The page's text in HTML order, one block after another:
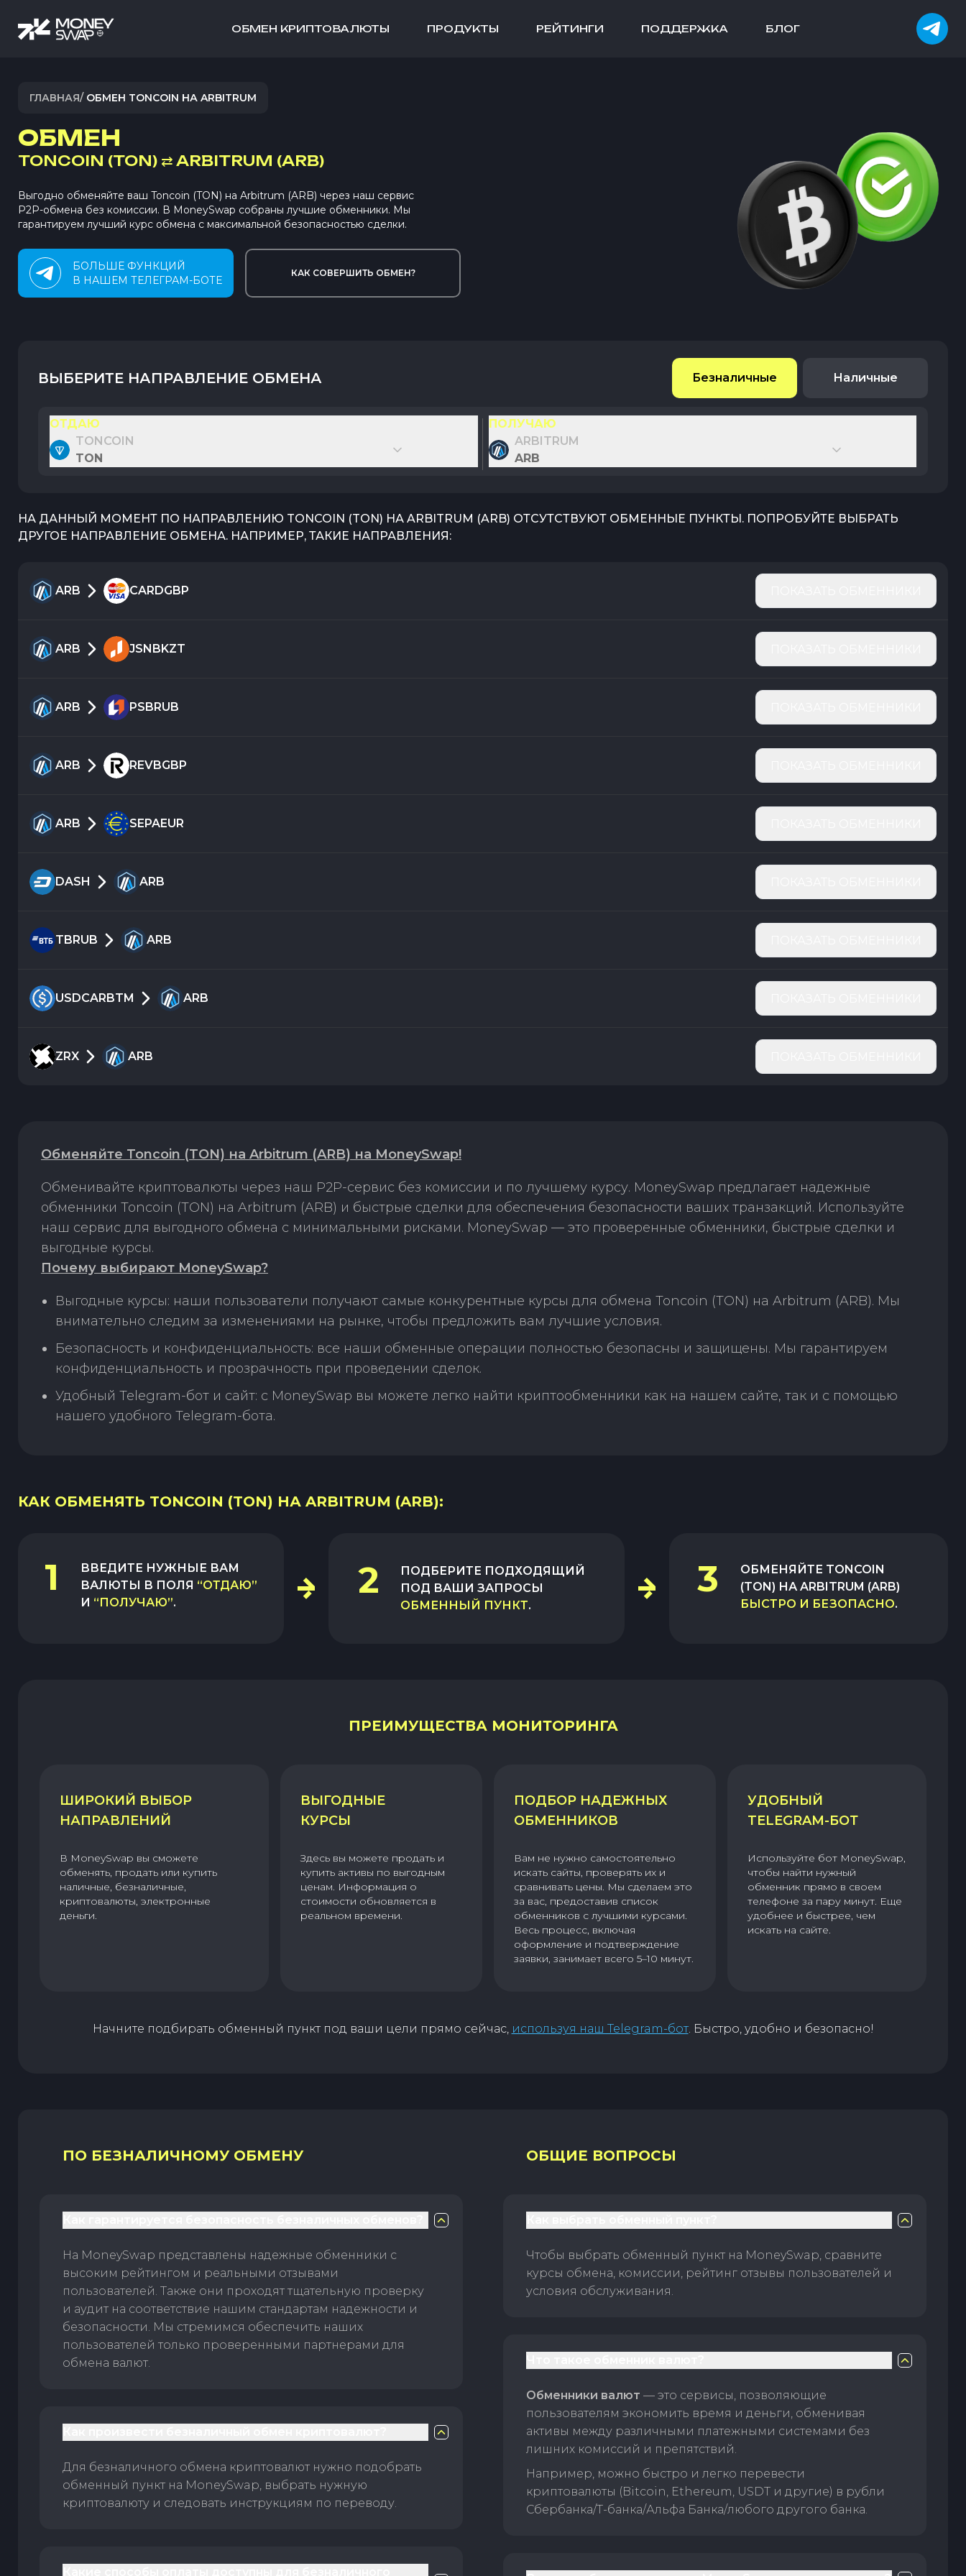
ОБМЕН КРИПТОВАЛЮТЫ ПРОДУКТЫ РЕЙТИНГИ ПОДДЕРЖКА БЛОГ
ГЛАВНАЯ/ ОБМЕН TONCOIN НА ARBITRUM
ОБМЕН
TONCOIN (TON) ⇄ ARBITRUM (ARB)
Выгодно обменяйте ваш Toncoin (TON) на Arbitrum (ARB) через наш сервис
P2P-обмена без комиссии. В MoneySwap собраны лучшие обменники. Мы
гарантируем лучший курс обмена с максимальной безопасностью сделки.
БОЛЬШЕ ФУНКЦИЙ
В НАШЕМ ТЕЛЕГРАМ-БОТЕ
КАК СОВЕРШИТЬ ОБМЕН?
ВЫБЕРИТЕ НАПРАВЛЕНИЕ ОБМЕНА Безналичные Наличные
ОТДАЮ
TONCOIN
TON
ПОЛУЧАЮ
ARBITRUM
ARB
НА ДАННЫЙ МОМЕНТ ПО НАПРАВЛЕНИЮ TONCOIN (TON) НА ARBITRUM (ARB) ОТСУТСТВУЮТ ОБМЕННЫЕ ПУНКТЫ. ПОПРОБУЙТЕ ВЫБРАТЬ
ДРУГОЕ НАПРАВЛЕНИЕ ОБМЕНА. НАПРИМЕР, ТАКИЕ НАПРАВЛЕНИЯ:
ARB CARDGBP
ARB JSNBKZT
ARB PSBRUB
ARB REVBGBP
ARB SEPAEUR
DASH ARB
TBRUB ARB
USDCARBTM ARB
ZRX ARB
Обменяйте Toncoin (TON) на Arbitrum (ARB) на MoneySwap!
Обменивайте криптовалюты через наш P2P-сервис без комиссии и по лучшему курсу. MoneySwap предлагает надежные
обменники Toncoin (TON) на Arbitrum (ARB) и быстрые сделки для обеспечения безопасности ваших транзакций. Используйте
наш сервис для выгодного обмена с минимальными рисками. MoneySwap — это проверенные обменники, быстрые сделки и
выгодные курсы.
Почему выбирают MoneySwap?
Выгодные курсы: наши пользователи получают самые конкурентные курсы для обмена Toncoin (TON) на Arbitrum (ARB). Мы
внимательно следим за изменениями на рынке, чтобы предложить вам лучшие условия.
Безопасность и конфиденциальность: все наши обменные операции полностью безопасны и защищены. Мы гарантируем
конфиденциальность и прозрачность при проведении сделок.
Удобный Telegram-бот и сайт: с MoneySwap вы можете легко найти криптообменники как на нашем сайте, так и с помощью
нашего удобного Telegram-бота.
КАК ОБМЕНЯТЬ TONCOIN (TON) НА ARBITRUM (ARB):
1
ВВЕДИТЕ НУЖНЫЕ ВАМ
ВАЛЮТЫ В ПОЛЯ “ОТДАЮ”
И “ПОЛУЧАЮ”.
2
ПОДБЕРИТЕ ПОДХОДЯЩИЙ
ПОД ВАШИ ЗАПРОСЫ
ОБМЕННЫЙ ПУНКТ.
3 ОБМЕНЯЙТЕ TONCOIN
(TON) НАARBITRUM (ARB)
БЫСТРО И БЕЗОПАСНО.
ПРЕИМУЩЕСТВА МОНИТОРИНГА
ШИРОКИЙ ВЫБОР
НАПРАВЛЕНИЙ
В MoneySwap вы сможете
обменять, продать или купить
наличные, безналичные,
криптовалюты, электронные
деньги.
ВЫГОДНЫЕ
КУРСЫ
Здесь вы можете продать и
купить активы по выгодным
ценам. Информация о
стоимости обновляется в
реальном времени.
ПОДБОР НАДЕЖНЫХ
ОБМЕННИКОВ
Вам не нужно самостоятельно
искать сайты, проверять их и
сравнивать цены. Мы сделаем это
за вас, предоставив список
обменников с лучшими курсами.
Весь процесс, включая
оформление и подтверждение
заявки, занимает всего 5–10 минут.
УДОБНЫЙ
TELEGRAM-БОТ
Используйте бот MoneySwap,
чтобы найти нужный
обменник прямо в своем
телефоне за пару минут. Еще
удобнее и быстрее, чем
искать на сайте.
Начните подбирать обменный пункт под ваши цели прямо сейчас, используя наш Telegram-бот. Быстро, удобно и безопасно!
ПО БЕЗНАЛИЧНОМУ ОБМЕНУ
На MoneySwap представлены надежные обменники с
высоким рейтингом и реальными отзывами
пользователей. Также они проходят тщательную проверку
и аудит на соответствие нашим стандартам надежности и
безопасности. Мы стремимся обеспечить наших
пользователей только проверенными партнерами для
обмена валют.
Для безналичного обмена криптовалют нужно подобрать
обменный пункт на MoneySwap, выбрать нужную
криптовалюту и следовать инструкциям по переводу.
ОБЩИЕ ВОПРОСЫ
Чтобы выбрать обменный пункт на MoneySwap, сравните
курсы обмена, комиссии, рейтинг отзывы пользователей и
условия обслуживания.
Обменники валют — это сервисы, позволяющие
пользователям экономить время и деньги, обменивая
активы между различными платежными системами без
лишних комиссий и препятствий.
Например, можно быстро и легко перевести
криптовалюты (Bitcoin, Ethereum, USDT и другие) в рубли
Сбербанка/Т-банка/Альфа Банка/любого другого банка.